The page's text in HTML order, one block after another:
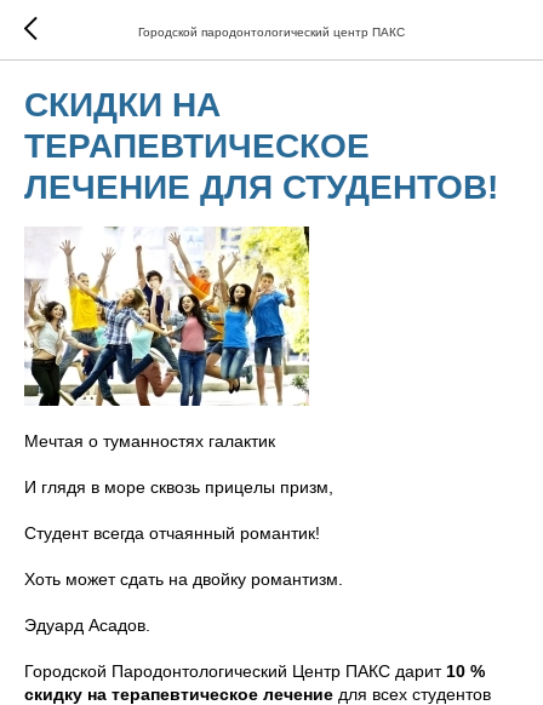
Городской пародонтологический центр ПАКС
СКИДКИ НА
ТЕРАПЕВТИЧЕСКОЕ
ЛЕЧЕНИЕ ДЛЯ СТУДЕНТОВ!
Мечтая о туманностях галактик
И глядя в море сквозь прицелы призм,
Студент всегда отчаянный романтик!
Хоть может сдать на двойку романтизм.
Эдуард Асадов.
Городской Пародонтологический Центр ПАКС дарит 10 %
скидку на терапевтическое лечение для всех студентов